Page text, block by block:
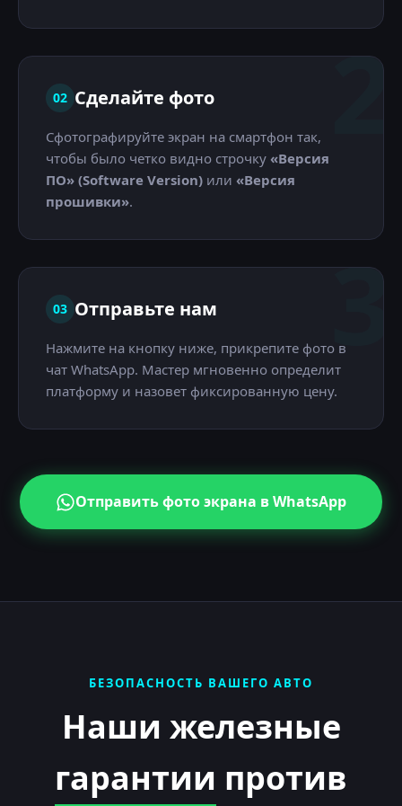
2
02 Сделайте фото
Сфотографируйте экран на смартфон так,
чтобы было четко видно строчку «Версия
ПО» (Software Version) или «Версия
прошивки».
3
03 Отправьте нам
Нажмите на кнопку ниже, прикрепите фото в
чат WhatsApp. Мастер мгновенно определит
платформу и назовет фиксированную цену.
Отправить фото экрана в WhatsApp
БЕЗОПАСНОСТЬ ВАШЕГО АВТО
Наши железные
гарантии против